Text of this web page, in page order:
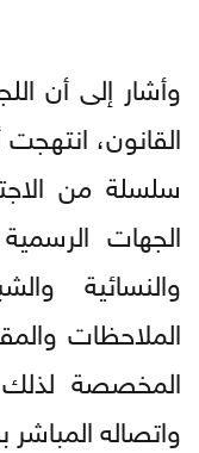
وأشار إلى أن
القانون،
سلسلة من
الجهات
والنسائية
الملاحظات
المخصصة
واتصاله